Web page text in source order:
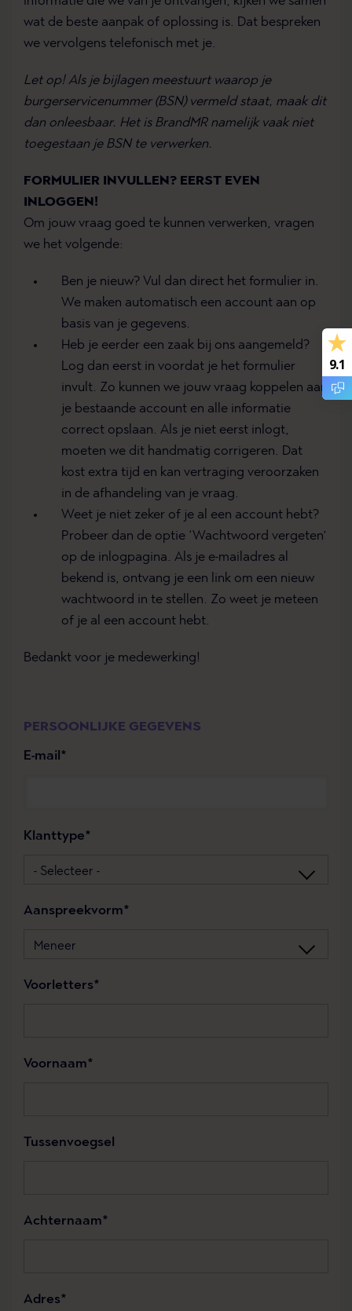
wat de beste aanpak of oplossing is. Dat bespreken
we vervolgens telefonisch met je.
Let op! Als je bijlagen meestuurt waarop je
burgerservicenummer (BSN) vermeld staat, maak dit
dan onleesbaar. Het is BrandMR namelijk vaak niet
toegestaan je BSN te verwerken.
FORMULIER INVULLEN? EERST EVEN
INLOGGEN!
Om jouw vraag goed te kunnen verwerken, vragen
we het volgende:
Ben je nieuw? Vul dan direct het formulier in.
We maken automatisch een account aan op
basis van je gegevens.
Heb je eerder een zaak bij ons aangemeld?
Log dan eerst in voordat je het formulier
invult. Zo kunnen we jouw vraag koppelen aan
je bestaande account en alle informatie
correct opslaan. Als je niet eerst inlogt,
moeten we dit handmatig corrigeren. Dat
kost extra tijd en kan vertraging veroorzaken
in de afhandeling van je vraag.
Weet je niet zeker of je al een account hebt?
Probeer dan de optie ‘Wachtwoord vergeten’
op de inlogpagina. Als je e-mailadres al
bekend is, ontvang je een link om een nieuw
wachtwoord in te stellen. Zo weet je meteen
of je al een account hebt.
Bedankt voor je medewerking!
PERSOONLIJKE GEGEVENS
E-mail
Klanttype
Aanspreekvorm
Voorletters
Voornaam
Tussenvoegsel
Achternaam
Adres
9.1